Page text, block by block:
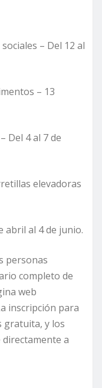
– Del 12 al
– 13
4 al 7 de
elevadoras
al 4 de junio.
personas
completo de
web
inscripción para
gratuita, y los
a